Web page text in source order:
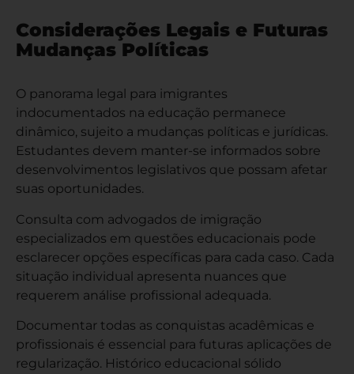
Considerações Legais e Futuras
Mudanças Políticas
O panorama legal para imigrantes
indocumentados na educação permanece
dinâmico, sujeito a mudanças políticas e jurídicas.
Estudantes devem manter-se informados sobre
desenvolvimentos legislativos que possam afetar
suas oportunidades.
Consulta com advogados de imigração
especializados em questões educacionais pode
esclarecer opções específicas para cada caso. Cada
situação individual apresenta nuances que
requerem análise profissional adequada.
Documentar todas as conquistas acadêmicas e
profissionais é essencial para futuras aplicações de
regularização. Histórico educacional sólido